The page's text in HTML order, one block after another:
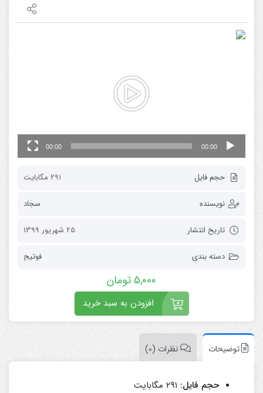
نمایشگر
00:00
00:00
حجم فایل ۲۹۱ مگابایت
نویسنده سجاد
تاریخ انتشار 25 شهریور 1399
دسته بندی فوتیج
5,000 تومان
افزودن به سبد خرید
توضیحات نظرات (0)
حجم فایل: